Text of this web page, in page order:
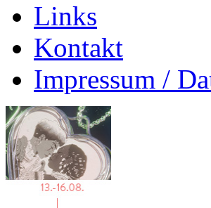
Links
Kontakt
Impressum /